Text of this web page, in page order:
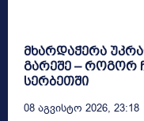
მხარდაჭერა
გარეშე – როგორ
სერბეთში
08 Აგვისტო 2026, 23:18